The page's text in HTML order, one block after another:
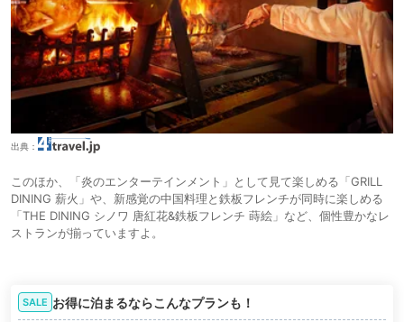
出典：
このほか、「炎のエンターテインメント」として見て楽しめる「GRILL
DINING 薪火」や、新感覚の中国料理と鉄板フレンチが同時に楽しめる
「THE DINING シノワ 唐紅花&鉄板フレンチ 蒔絵」など、個性豊かなレ
ストランが揃っていますよ。
SALE お得に泊まるならこんなプランも！